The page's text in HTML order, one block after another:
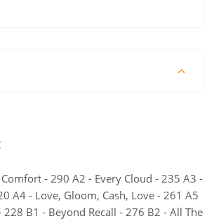
- 290 A2 - Every Cloud - 235 A3 -
A4 - Love, Gloom, Cash, Love - 261 A5
B1 - Beyond Recall - 276 B2 - All The